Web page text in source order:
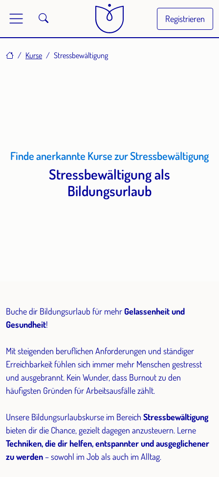
Registrieren
HomeKurse Stressbewältigung
Finde anerkannte Kurse zur Stressbewältigung
Stressbewältigung als
Bildungsurlaub
Buche dir Bildungsurlaub für mehr Gelassenheit und
Gesundheit!
Mit steigenden beruflichen Anforderungen und ständiger
Erreichbarkeit fühlen sich immer mehr Menschen gestresst
und ausgebrannt. Kein Wunder, dass Burnout zu den
häufigsten Gründen für Arbeitsausfälle zählt.
Unsere Bildungsurlaubskurse im Bereich Stressbewältigung
bieten dir die Chance, gezielt dagegen anzusteuern. Lerne
Techniken, die dir helfen, entspannter und ausgeglichener
zu werden – sowohl im Job als auch im Alltag.